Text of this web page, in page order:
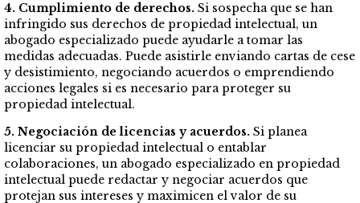
4. Cumplimiento de derechos. Si sospecha que se han
infringido sus derechos de propiedad intelectual, un
abogado especializado puede ayudarle a tomar las
medidas adecuadas. Puede asistirle enviando cartas de cese
y desistimiento, negociando acuerdos o emprendiendo
acciones legales si es necesario para proteger su
propiedad intelectual.
5. Negociación de licencias y acuerdos. Si planea
licenciar su propiedad intelectual o entablar
colaboraciones, un abogado especializado en propiedad
intelectual puede redactar y negociar acuerdos que
protejan sus intereses y maximicen el valor de su